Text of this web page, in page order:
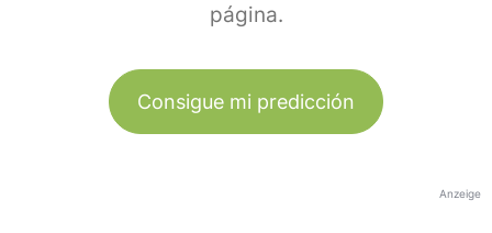
página.
Consigue mi predicción
Anzeige